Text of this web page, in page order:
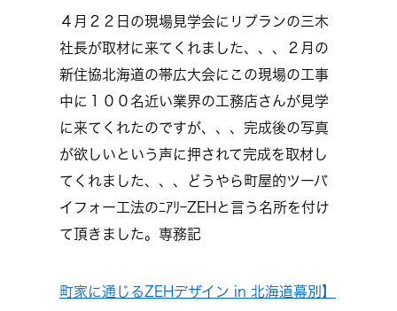
４月２２日の現場見学会にリプランの三木
社長が取材に来てくれました、、、２月の
新住協北海道の帯広大会にこの現場の工事
中に１００名近い業界の工務店さんが見学
に来てくれたのですが、、、完成後の写真
が欲しいという声に押されて完成を取材し
てくれました、、、どうやら町屋的ツーバ
イフォー工法のﾆｱﾘｰZEHと言う名所を付け
て頂きました。専務記
町家に通じるZEHデザイン in 北海道幕別】